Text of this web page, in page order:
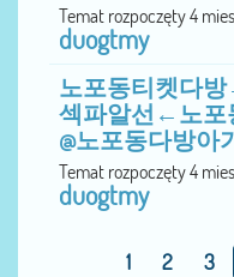
Temat rozpoczęty 4
duogtmy
노포동티켓다
섹파알선←노포
@노포동다방아
Temat rozpoczęty 4
duogtmy
1 2 3